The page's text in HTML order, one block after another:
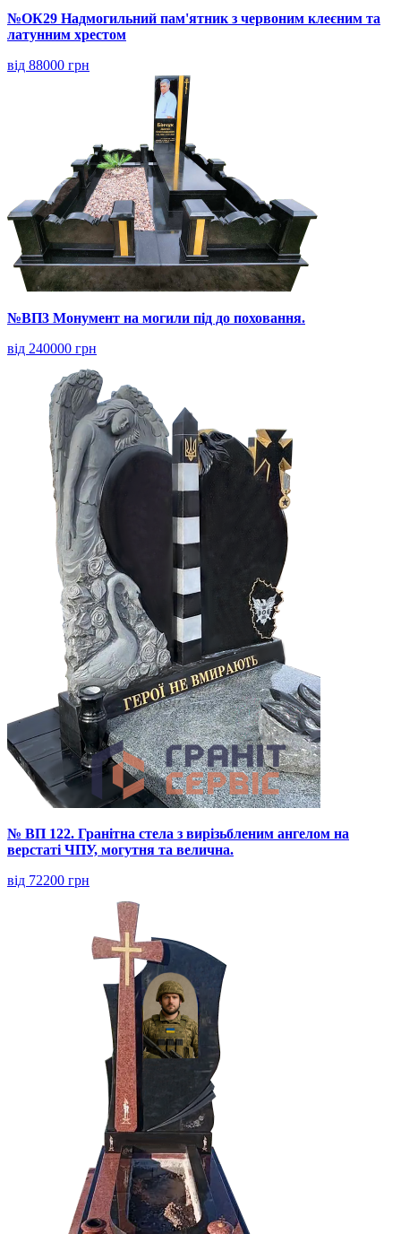
№ОК29 Надмогильний пам'ятник з червоним клеєним та
латунним хрестом
від 88000 грн
№ВП3 Монумент на могили під до поховання.
від 240000 грн
№ ВП 122. Гранітна стела з вирізьбленим ангелом на
верстаті ЧПУ, могутня та велична.
від 72200 грн